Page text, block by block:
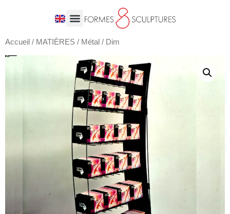
Accueil / MATIÈRES / Métal / Dim